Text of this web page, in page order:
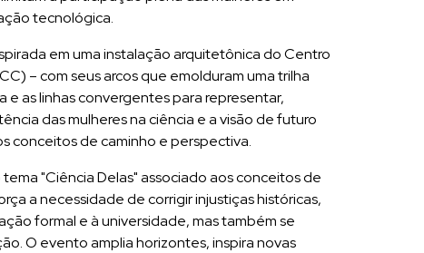
tecnológica.
em uma instalação arquitetônica do Centro
– com seus arcos que emolduram uma trilha
as linhas convergentes para representar,
das mulheres na ciência e a visão de futuro
conceitos de caminho e perspectiva.
"Ciência Delas" associado aos conceitos de
a necessidade de corrigir injustiças históricas,
formal e à universidade, mas também se
O evento amplia horizontes, inspira novas